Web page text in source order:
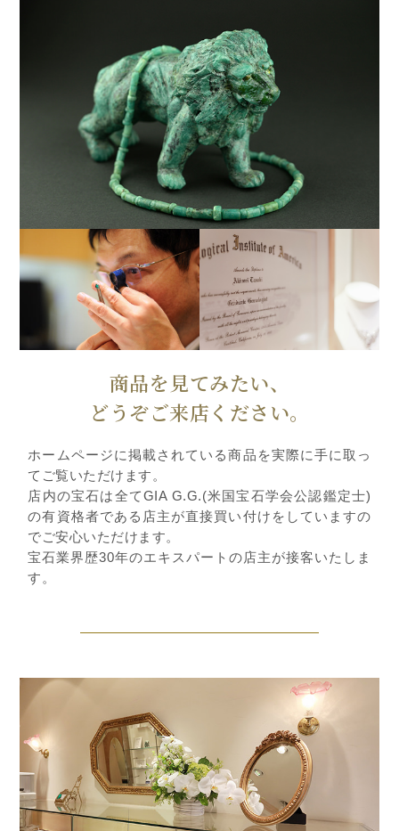
商品を見てみたい、
どうぞご来店ください。
ホームページに掲載されている商品を実際に手に取っ
てご覧いただけます。
店内の宝石は全てGIA G.G.(米国宝石学会公認鑑定士)
の有資格者である店主が直接買い付けをしていますの
でご安心いただけます。
宝石業界歴30年のエキスパートの店主が接客いたしま
す。